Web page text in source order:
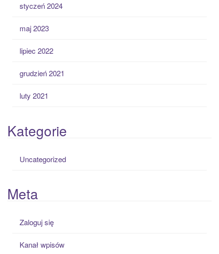
styczeń 2024
maj 2023
lipiec 2022
grudzień 2021
luty 2021
Kategorie
Uncategorized
Meta
Zaloguj się
Kanał wpisów